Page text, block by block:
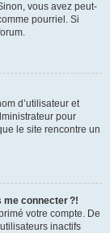
vous avez peut-
pourriel. Si
d’utilisateur et
pour
le site rencontre un
me connecter ?!
votre compte. De
inactifs